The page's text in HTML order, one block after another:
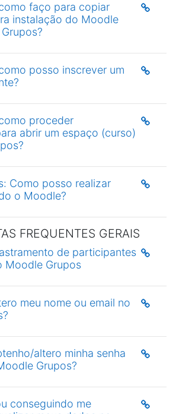
faço para copiar
instalação do Moodle
posso inscrever um
proceder
abrir um espaço (curso)
Como posso realizar
o Moodle?
FREQUENTES GERAIS
de participantes
Moodle Grupos
meu nome ou email no
altero minha senha
Grupos?
conseguindo me